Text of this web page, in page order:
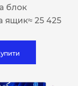
блок
ящик≈ 25 425